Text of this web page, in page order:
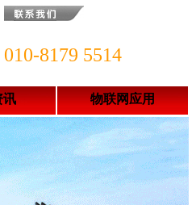
010-8179 5514
讯 物联网应用